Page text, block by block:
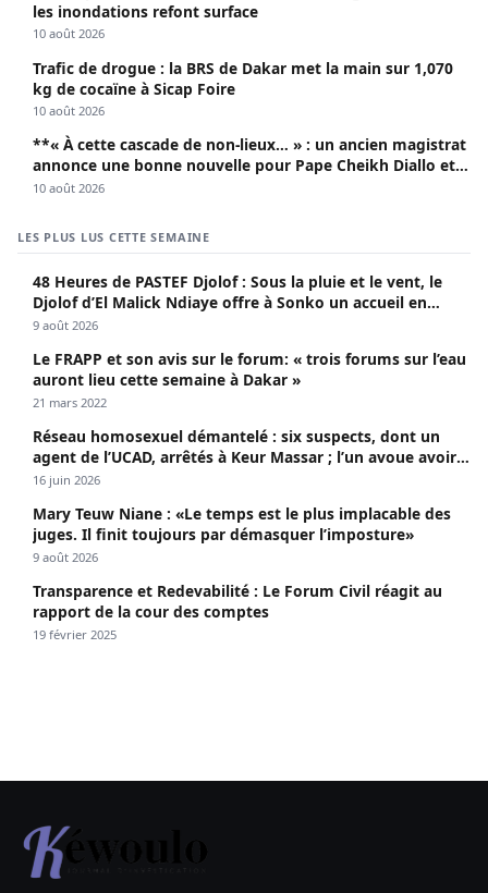
les inondations refont surface
10 août 2026
Trafic de drogue : la BRS de Dakar met la main sur 1,070
kg de cocaïne à Sicap Foire
10 août 2026
**« À cette cascade de non-lieux… » : un ancien magistrat
annonce une bonne nouvelle pour Pape Cheikh Diallo et
Cie**
10 août 2026
LES PLUS LUS CETTE SEMAINE
48 Heures de PASTEF Djolof : Sous la pluie et le vent, le
Djolof d’El Malick Ndiaye offre à Sonko un accueil en
apothéose
9 août 2026
Le FRAPP et son avis sur le forum: « trois forums sur l’eau
auront lieu cette semaine à Dakar »
21 mars 2022
Réseau homosexuel démantelé : six suspects, dont un
agent de l’UCAD, arrêtés à Keur Massar ; l’un avoue avoir
propagé le VIH depuis 2018
16 juin 2026
Mary Teuw Niane : «Le temps est le plus implacable des
juges. Il finit toujours par démasquer l’imposture»
9 août 2026
Transparence et Redevabilité : Le Forum Civil réagit au
rapport de la cour des comptes
19 février 2025